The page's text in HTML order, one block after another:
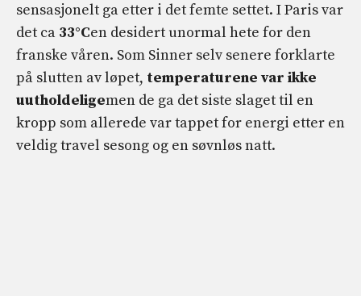
sensasjonelt ga etter i det femte settet. I Paris var
det ca 33°Cen desidert unormal hete for den
franske våren. Som Sinner selv senere forklarte
på slutten av løpet, temperaturene var ikke
uutholdeligemen de ga det siste slaget til en
kropp som allerede var tappet for energi etter en
veldig travel sesong og en søvnløs natt.